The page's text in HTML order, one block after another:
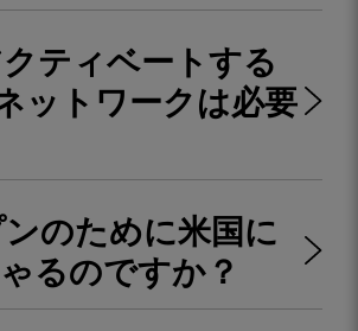
ティベートする
ットワークは必要
のために米国に
るのですか？